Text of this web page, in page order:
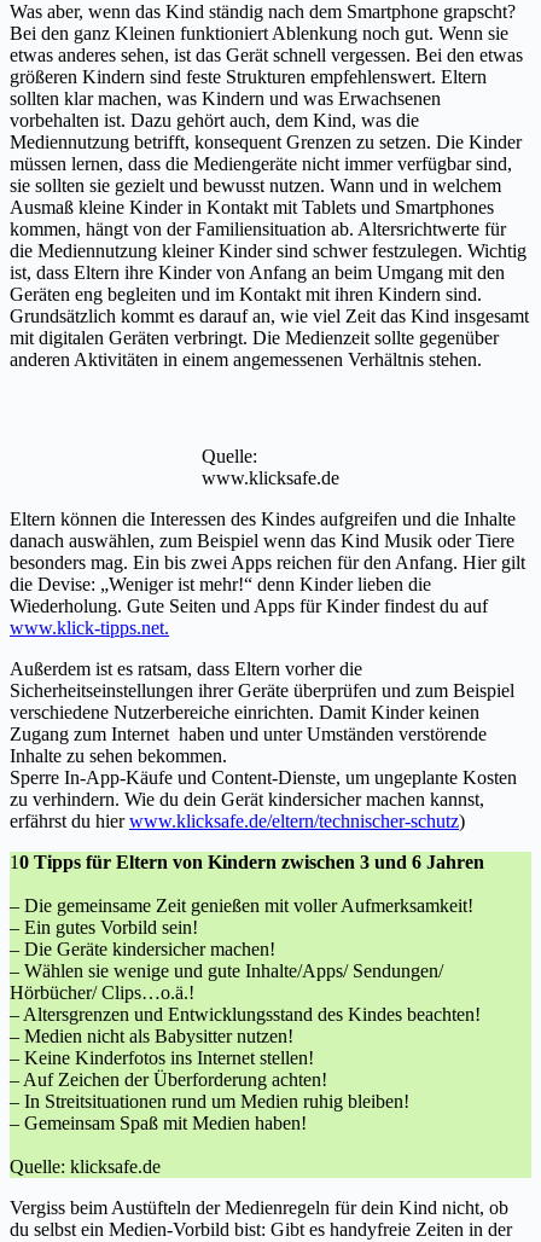
Was aber, wenn das Kind ständig nach dem Smartphone grapscht?
Bei den ganz Kleinen funktioniert Ablenkung noch gut. Wenn sie
etwas anderes sehen, ist das Gerät schnell vergessen. Bei den etwas
größeren Kindern sind feste Strukturen empfehlenswert. Eltern
sollten klar machen, was Kindern und was Erwachsenen
vorbehalten ist. Dazu gehört auch, dem Kind, was die
Mediennutzung betrifft, konsequent Grenzen zu setzen. Die Kinder
müssen lernen, dass die Mediengeräte nicht immer verfügbar sind,
sie sollten sie gezielt und bewusst nutzen. Wann und in welchem
Ausmaß kleine Kinder in Kontakt mit Tablets und Smartphones
kommen, hängt von der Familiensituation ab. Altersrichtwerte für
die Mediennutzung kleiner Kinder sind schwer festzulegen. Wichtig
ist, dass Eltern ihre Kinder von Anfang an beim Umgang mit den
Geräten eng begleiten und im Kontakt mit ihren Kindern sind.
Grundsätzlich kommt es darauf an, wie viel Zeit das Kind insgesamt
mit digitalen Geräten verbringt. Die Medienzeit sollte gegenüber
anderen Aktivitäten in einem angemessenen Verhältnis stehen.
Quelle:
www.klicksafe.de
Eltern können die Interessen des Kindes aufgreifen und die Inhalte
danach auswählen, zum Beispiel wenn das Kind Musik oder Tiere
besonders mag. Ein bis zwei Apps reichen für den Anfang. Hier gilt
die Devise: „Weniger ist mehr!“ denn Kinder lieben die
Wiederholung. Gute Seiten und Apps für Kinder findest du auf
www.klick-tipps.net.
Außerdem ist es ratsam, dass Eltern vorher die
Sicherheitseinstellungen ihrer Geräte überprüfen und zum Beispiel
verschiedene Nutzerbereiche einrichten. Damit Kinder keinen
Zugang zum Internet haben und unter Umständen verstörende
Inhalte zu sehen bekommen.
Sperre In-App-Käufe und Content-Dienste, um ungeplante Kosten
zu verhindern. Wie du dein Gerät kindersicher machen kannst,
erfährst du hierwww.klicksafe.de/eltern/technischer-schutz)
10 Tipps für Eltern von Kindern zwischen 3 und 6 Jahren
– Die gemeinsame Zeit genießen mit voller Aufmerksamkeit!
– Ein gutes Vorbild sein!
– Die Geräte kindersicher machen!
– Wählen sie wenige und gute Inhalte/Apps/ Sendungen/
Hörbücher/ Clips…o.ä.!
– Altersgrenzen und Entwicklungsstand des Kindes beachten!
– Medien nicht als Babysitter nutzen!
– Keine Kinderfotos ins Internet stellen!
– Auf Zeichen der Überforderung achten!
– In Streitsituationen rund um Medien ruhig bleiben!
– Gemeinsam Spaß mit Medien haben!
Quelle: klicksafe.de
Vergiss beim Austüfteln der Medienregeln für dein Kind nicht, ob
du selbst ein Medien-Vorbild bist: Gibt es handyfreie Zeiten in der